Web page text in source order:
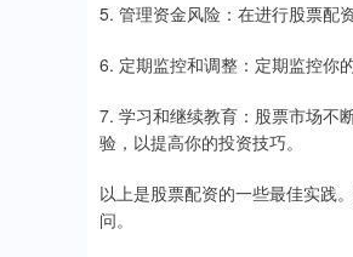
5. 管理资金风险：在进行股票配
6. 定期监控和调整：定期监控你
7. 学习和继续教育：股票市场不
验，以提高你的投资技巧。
以上是股票配资的一些最佳实践
问。